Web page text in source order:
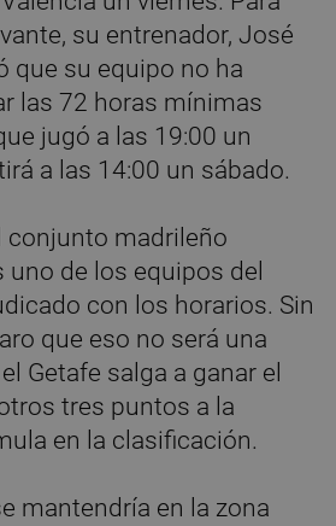
su entrenador, José
que su equipo no ha
las 72 horas mínimas
jugó a las 19:00 un
a las 14:00 un sábado.
conjunto madrileño
de los equipos del
con los horarios. Sin
que eso no será una
Getafe salga a ganar el
tres puntos a la
en la clasificación.
mantendría en la zona